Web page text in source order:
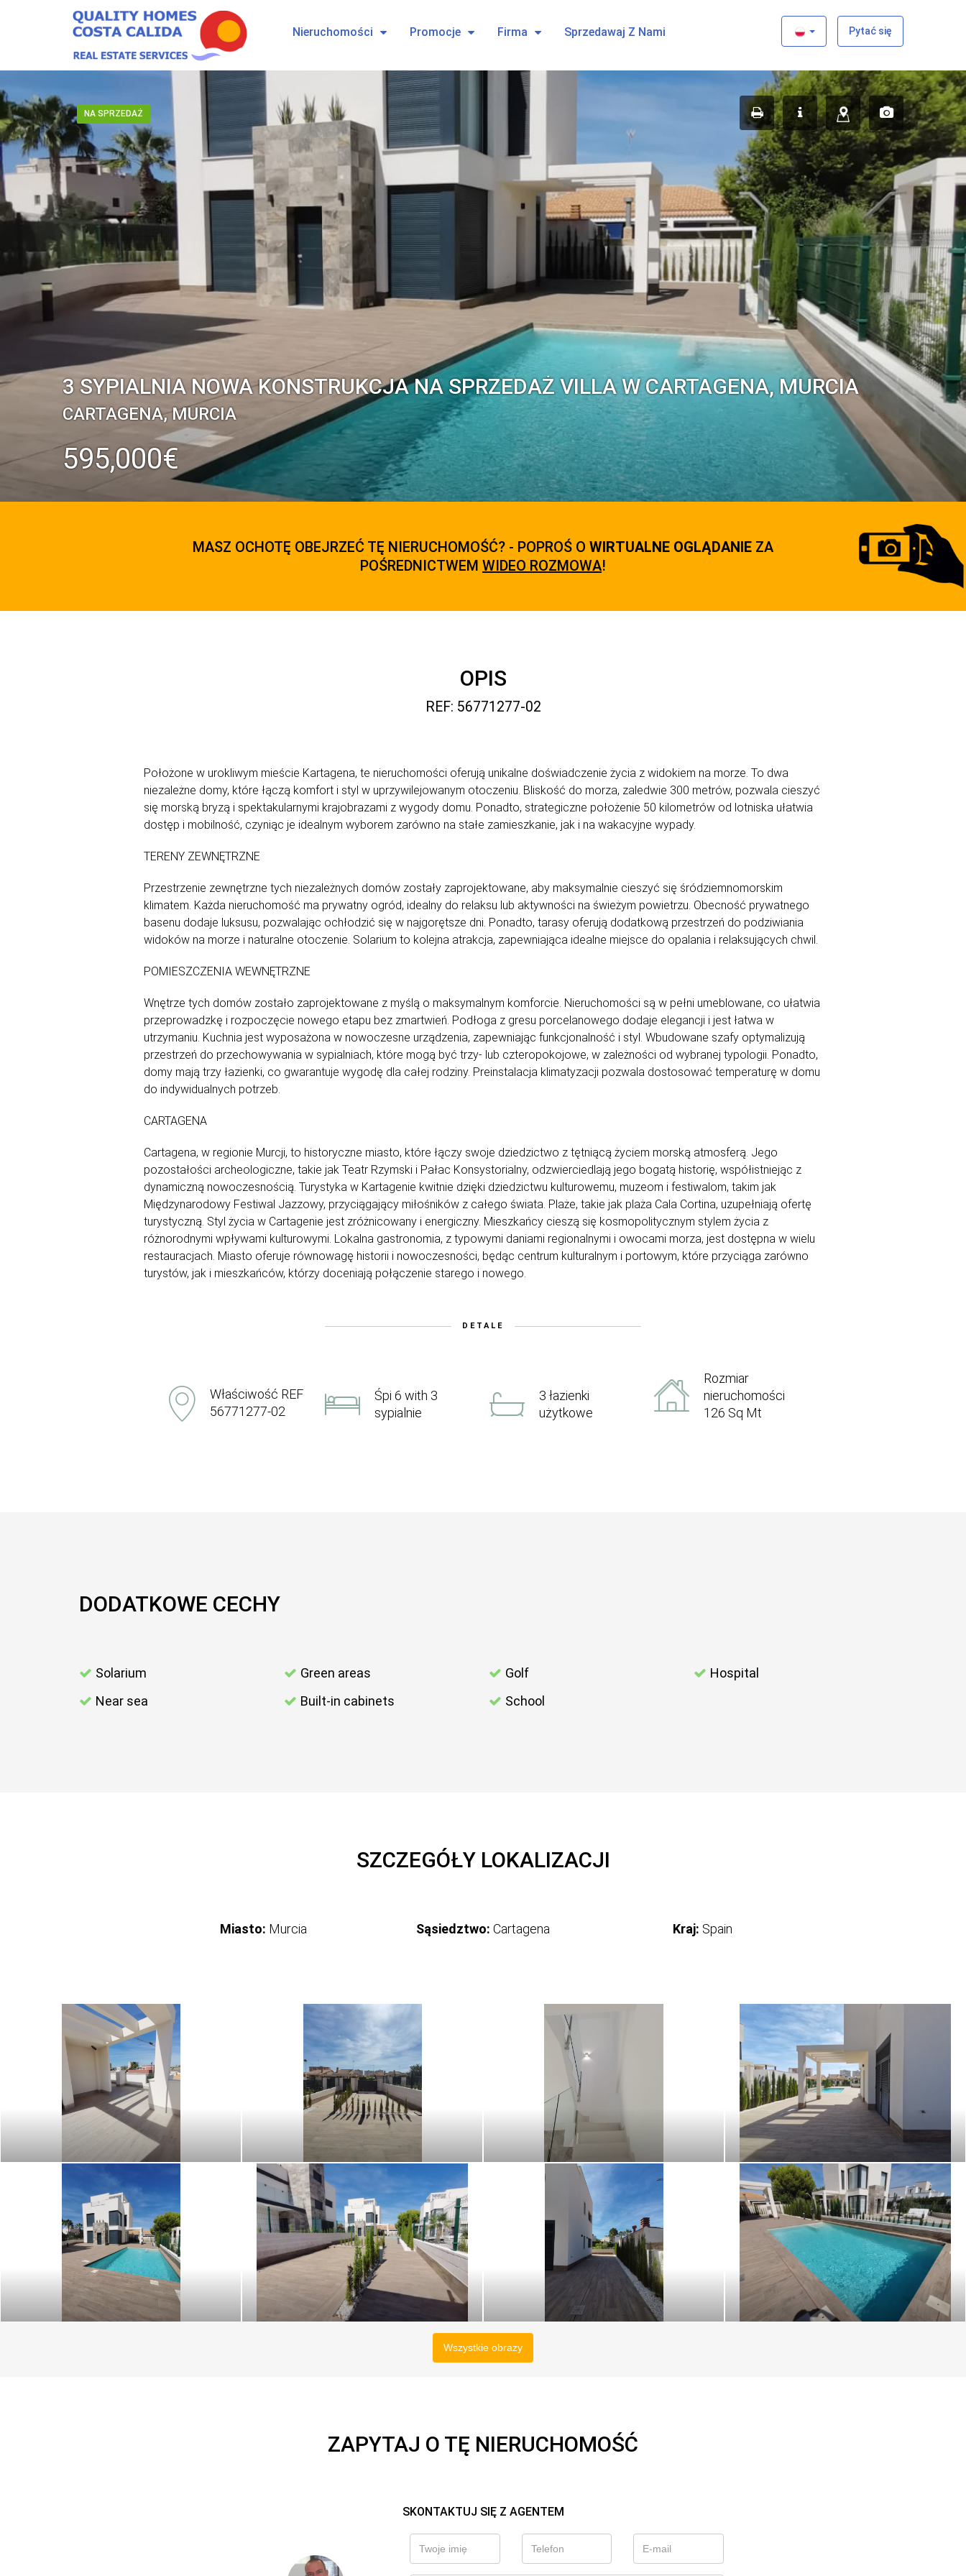
Nieruchomości Promocje Firma Sprzedawaj Z Nami Pytać się
NA SPRZEDAŻ
3 SYPIALNIA NOWA KONSTRUKCJA NA SPRZEDAŻ VILLA W CARTAGENA, MURCIA
CARTAGENA, MURCIA
595,000€
MASZ OCHOTĘ OBEJRZEĆ TĘ NIERUCHOMOŚĆ? - POPROŚ O WIRTUALNE OGLĄDANIE ZA
POŚREDNICTWEM WIDEO ROZMOWA!
OPIS
REF: 56771277-02
Położone w urokliwym mieście Kartagena, te nieruchomości oferują unikalne doświadczenie życia z widokiem na morze. To dwa
niezależne domy, które łączą komfort i styl w uprzywilejowanym otoczeniu. Bliskość do morza, zaledwie 300 metrów, pozwala cieszyć
się morską bryzą i spektakularnymi krajobrazami z wygody domu. Ponadto, strategiczne położenie 50 kilometrów od lotniska ułatwia
dostęp i mobilność, czyniąc je idealnym wyborem zarówno na stałe zamieszkanie, jak i na wakacyjne wypady.
TERENY ZEWNĘTRZNE
Przestrzenie zewnętrzne tych niezależnych domów zostały zaprojektowane, aby maksymalnie cieszyć się śródziemnomorskim
klimatem. Każda nieruchomość ma prywatny ogród, idealny do relaksu lub aktywności na świeżym powietrzu. Obecność prywatnego
basenu dodaje luksusu, pozwalając ochłodzić się w najgorętsze dni. Ponadto, tarasy oferują dodatkową przestrzeń do podziwiania
widoków na morze i naturalne otoczenie. Solarium to kolejna atrakcja, zapewniająca idealne miejsce do opalania i relaksujących chwil.
POMIESZCZENIA WEWNĘTRZNE
Wnętrze tych domów zostało zaprojektowane z myślą o maksymalnym komforcie. Nieruchomości są w pełni umeblowane, co ułatwia
przeprowadzkę i rozpoczęcie nowego etapu bez zmartwień. Podłoga z gresu porcelanowego dodaje elegancji i jest łatwa w
utrzymaniu. Kuchnia jest wyposażona w nowoczesne urządzenia, zapewniając funkcjonalność i styl. Wbudowane szafy optymalizują
przestrzeń do przechowywania w sypialniach, które mogą być trzy- lub czteropokojowe, w zależności od wybranej typologii. Ponadto,
domy mają trzy łazienki, co gwarantuje wygodę dla całej rodziny. Preinstalacja klimatyzacji pozwala dostosować temperaturę w domu
do indywidualnych potrzeb.
CARTAGENA
Cartagena, w regionie Murcji, to historyczne miasto, które łączy swoje dziedzictwo z tętniącą życiem morską atmosferą. Jego
pozostałości archeologiczne, takie jak Teatr Rzymski i Pałac Konsystorialny, odzwierciedlają jego bogatą historię, współistniejąc z
dynamiczną nowoczesnością. Turystyka w Kartagenie kwitnie dzięki dziedzictwu kulturowemu, muzeom i festiwalom, takim jak
Międzynarodowy Festiwal Jazzowy, przyciągający miłośników z całego świata. Plaże, takie jak plaża Cala Cortina, uzupełniają ofertę
turystyczną. Styl życia w Cartagenie jest zróżnicowany i energiczny. Mieszkańcy cieszą się kosmopolitycznym stylem życia z
różnorodnymi wpływami kulturowymi. Lokalna gastronomia, z typowymi daniami regionalnymi i owocami morza, jest dostępna w wielu
restauracjach. Miasto oferuje równowagę historii i nowoczesności, będąc centrum kulturalnym i portowym, które przyciąga zarówno
turystów, jak i mieszkańców, którzy doceniają połączenie starego i nowego.
DETALE
Właściwość REF
56771277-02
Śpi 6 with 3
sypialnie
3 łazienki
użytkowe
Rozmiar
nieruchomości
126 Sq Mt
DODATKOWE CECHY
Solarium
Near sea
Green areas
Built-in cabinets
Golf
School
Hospital
SZCZEGÓŁY LOKALIZACJI
Miasto: Murcia Sąsiedztwo: Cartagena Kraj: Spain
Wszystkie obrazy
ZAPYTAJ O TĘ NIERUCHOMOŚĆ
SKONTAKTUJ SIĘ Z AGENTEM